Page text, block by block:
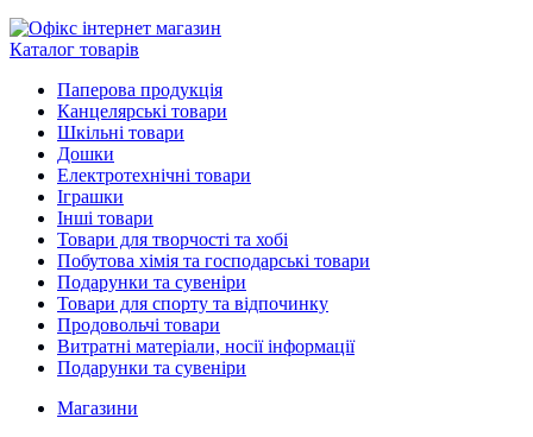
Каталог товарів
Паперова продукція
Канцелярські товари
Шкільні товари
Дошки
Електротехнічні товари
Іграшки
Інші товари
Товари для творчості та хобі
Побутова хімія та господарські товари
Подарунки та сувеніри
Товари для спорту та відпочинку
Продовольчі товари
Витратні матеріали, носії інформації
Подарунки та сувеніри
Магазини